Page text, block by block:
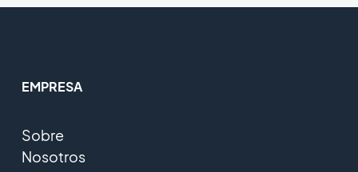
EMPRESA
Sobre
Nosotros